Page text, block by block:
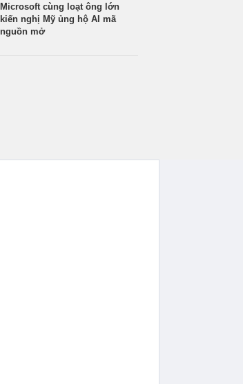
Microsoft cùng loạt ông lớn
kiến nghị Mỹ ủng hộ AI mã
nguồn mở